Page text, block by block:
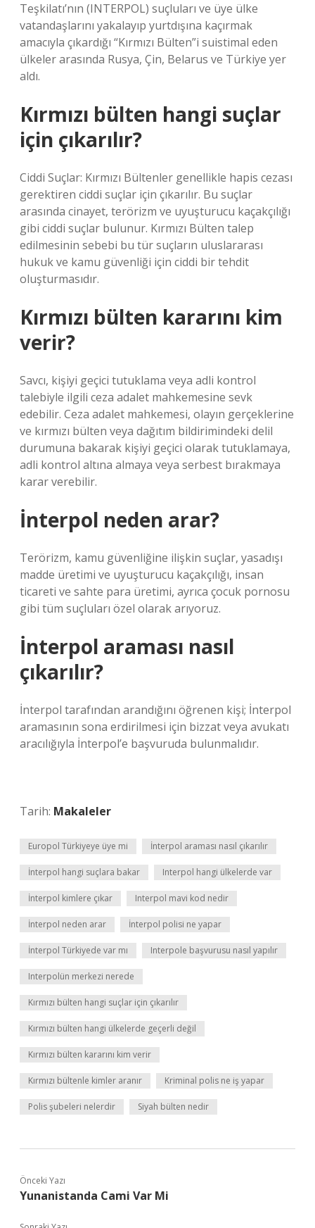
Teşkilatı’nın (INTERPOL) suçluları ve üye ülke
vatandaşlarını yakalayıp yurtdışına kaçırmak
amacıyla çıkardığı “Kırmızı Bülten”i suistimal eden
ülkeler arasında Rusya, Çin, Belarus ve Türkiye yer
aldı.
Kırmızı bülten hangi suçlar
için çıkarılır?
Ciddi Suçlar: Kırmızı Bültenler genellikle hapis cezası
gerektiren ciddi suçlar için çıkarılır. Bu suçlar
arasında cinayet, terörizm ve uyuşturucu kaçakçılığı
gibi ciddi suçlar bulunur. Kırmızı Bülten talep
edilmesinin sebebi bu tür suçların uluslararası
hukuk ve kamu güvenliği için ciddi bir tehdit
oluşturmasıdır.
Kırmızı bülten kararını kim
verir?
Savcı, kişiyi geçici tutuklama veya adli kontrol
talebiyle ilgili ceza adalet mahkemesine sevk
edebilir. Ceza adalet mahkemesi, olayın gerçeklerine
ve kırmızı bülten veya dağıtım bildirimindeki delil
durumuna bakarak kişiyi geçici olarak tutuklamaya,
adli kontrol altına almaya veya serbest bırakmaya
karar verebilir.
İnterpol neden arar?
Terörizm, kamu güvenliğine ilişkin suçlar, yasadışı
madde üretimi ve uyuşturucu kaçakçılığı, insan
ticareti ve sahte para üretimi, ayrıca çocuk pornosu
gibi tüm suçluları özel olarak arıyoruz.
İnterpol araması nasıl
çıkarılır?
İnterpol tarafından arandığını öğrenen kişi; İnterpol
aramasının sona erdirilmesi için bizzat veya avukatı
aracılığıyla İnterpol’e başvuruda bulunmalıdır.
Tarih: Makaleler
Europol Türkiyeye üye mi İnterpol araması nasıl çıkarılır
İnterpol hangi suçlara bakar Interpol hangi ülkelerde var
İnterpol kimlere çıkar Interpol mavi kod nedir
İnterpol neden arar İnterpol polisi ne yapar
İnterpol Türkiyede var mı Interpole başvurusu nasıl yapılır
Interpolün merkezi nerede
Kırmızı bülten hangi suçlar için çıkarılır
Kırmızı bülten hangi ülkelerde geçerli değil
Kırmızı bülten kararını kim verir
Kırmızı bültenle kimler aranır Kriminal polis ne iş yapar
Polis şubeleri nelerdir Siyah bülten nedir
Önceki Yazı
Yunanistanda Cami Var Mi